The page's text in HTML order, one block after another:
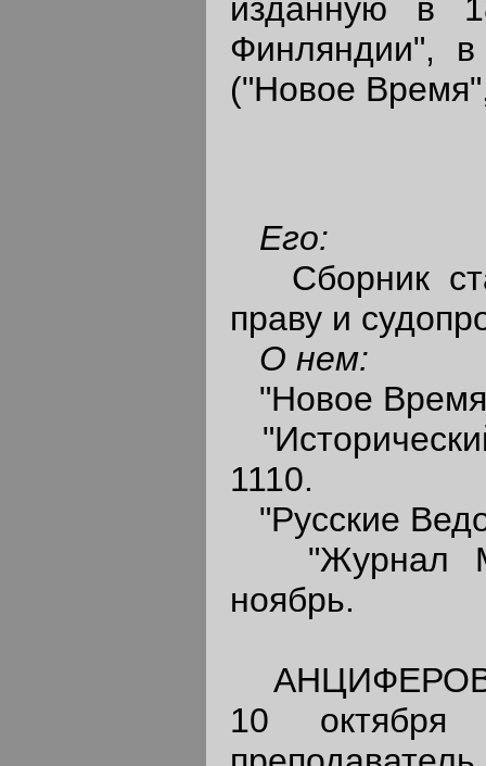
изданную в
Финляндии",
("Новое
Его:
Сборник
праву и
О нем:
"Новое
1110.
"Русские
"Журнал
ноябрь.
АНЦИФЕРОВ
10